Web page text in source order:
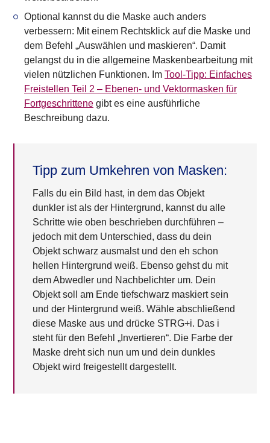
Optional kannst du die Maske auch anders
verbessern: Mit einem Rechtsklick auf die Maske und
dem Befehl „Auswählen und maskieren“. Damit
gelangst du in die allgemeine Maskenbearbeitung mit
vielen nützlichen Funktionen. Im Tool-Tipp: Einfaches
Freistellen Teil 2 – Ebenen- und Vektormasken für
Fortgeschrittenegibt es eine ausführliche
Beschreibung dazu.
Tipp zum Umkehren von Masken:
Falls du ein Bild hast, in dem das Objekt
dunkler ist als der Hintergrund, kannst du alle
Schritte wie oben beschrieben durchführen –
jedoch mit dem Unterschied, dass du dein
Objekt schwarz ausmalst und den eh schon
hellen Hintergrund weiß. Ebenso gehst du mit
dem Abwedler und Nachbelichter um. Dein
Objekt soll am Ende tiefschwarz maskiert sein
und der Hintergrund weiß. Wähle abschließend
diese Maske aus und drücke STRG+i. Das i
steht für den Befehl „Invertieren“. Die Farbe der
Maske dreht sich nun um und dein dunkles
Objekt wird freigestellt dargestellt.